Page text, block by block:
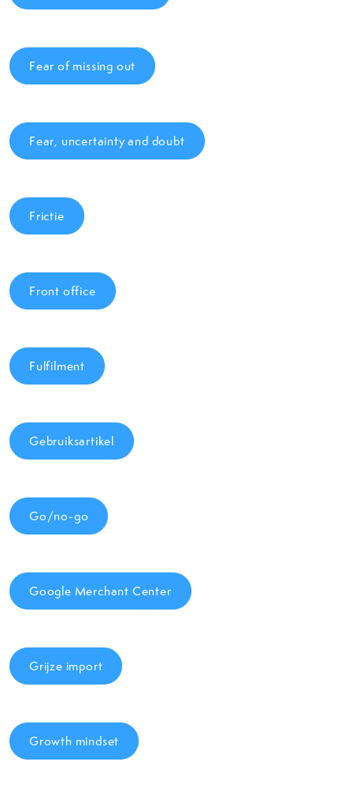
Fear of missing out
Fear, uncertainty and doubt
Frictie
Front office
Fulfilment
Gebruiksartikel
Go/no-go
Google Merchant Center
Grijze import
Growth mindset